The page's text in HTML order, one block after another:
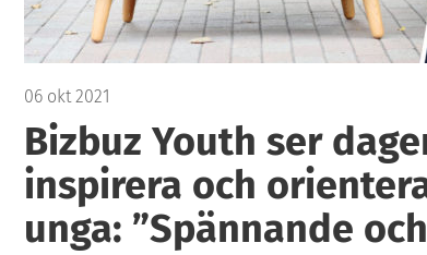
06 okt 2021
Bizbuz Youth ser
inspirera och
unga: ”Spännande